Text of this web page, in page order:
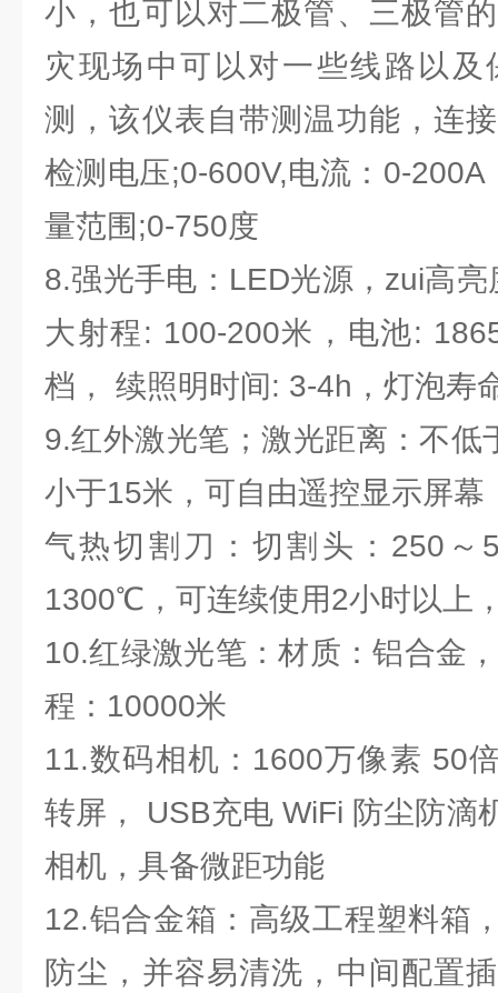
小，也可以对二极管、三极管
灾现场中可以对一些线路以
测，该仪表自带测温功能，连
检测电压;0-600V,电流：0-
量范围;0-750度
8.强光手电：LED光源，zui高
大射程: 100-200米，电池:
档， 续照明时间: 3-4h，灯泡寿
9.红外激光笔；激光距离：不低
小于15米，可自由遥控显示屏幕
气热切割刀：切割头：250
1300℃，可连续使用2小时以上
10.红绿激光笔：材质：铝合金
程：10000米
11.数码相机：1600万像素 50
转屏， USB充电 WiFi 防尘防滴
相机，具备微距功能
12.铝合金箱：高级工程塑料箱
防尘，并容易清洗，中间配置